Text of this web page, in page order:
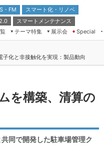
・FM
スマート化・リノベ
スマートメンテナンス
テーマ特集
展示会
展
端技術展－
エンスOSAKA
Special
子化と非接触化を実現：製品動向
を構築、清算の
同で開発した駐車場管理ク